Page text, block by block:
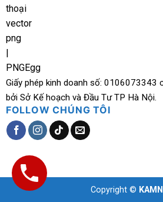
Giấy phép kinh doanh số: 0106073343
bởi Sở Kế hoạch và Đầu Tư TP Hà Nội.
FOLLOW CHÚNG TÔI
Copyright ©